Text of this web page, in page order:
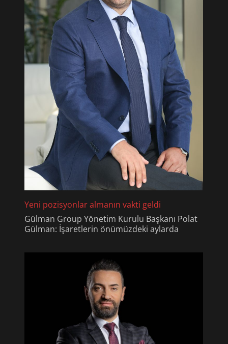
Yeni pozisyonlar almanın vakti geldi
Gülman Group Yönetim Kurulu Başkanı Polat
Gülman: İşaretlerin önümüzdeki aylarda